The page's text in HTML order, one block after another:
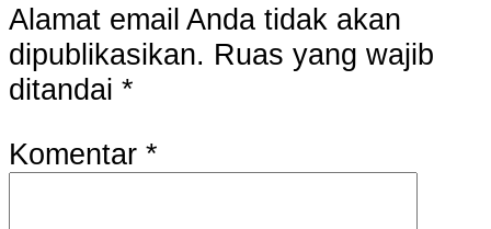
Alamat email Anda tidak akan
dipublikasikan. Ruas yang wajib
ditandai *
Komentar *